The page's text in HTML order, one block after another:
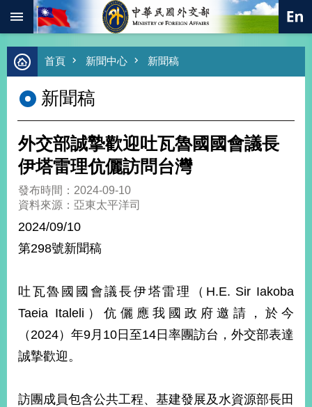
跳到主要內容區塊
進
階
尋
熱
總
合
外
價
外
交
經
濟
不
首頁 新聞中心 新聞稿
新聞稿
外交部誠摯歡迎吐瓦魯國國會議長
伊塔雷理伉儷訪問台灣
發布時間：2024-09-10
資料來源：亞東太平洋司
2024/09/10
第298號新聞稿
吐瓦魯國國會議長伊塔雷理（H.E. Sir Iakoba
Taeia Italeli）伉儷應我國政府邀請，於今
（2024）年9月10日至14日率團訪台，外交部表達
誠摯歡迎。
訪團成員包含公共工程、基建發展及水資源部長田